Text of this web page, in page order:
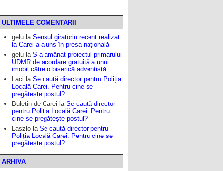
ULTIMELE COMENTARII
gelu la Sensul giratoriu recent realizat
la Carei a ajuns în presa națională
gelu la S-a amânat proiectul primarului
UDMR de acordare gratuită a unui
imobil către o biserică adventistă
Laci la Se caută director pentru Poliția
Locală Carei. Pentru cine se
pregătește postul?
Buletin de Carei la Se caută director
pentru Poliția Locală Carei. Pentru
cine se pregătește postul?
Laszlo la Se caută director pentru
Poliția Locală Carei. Pentru cine se
pregătește postul?
ARHIVA